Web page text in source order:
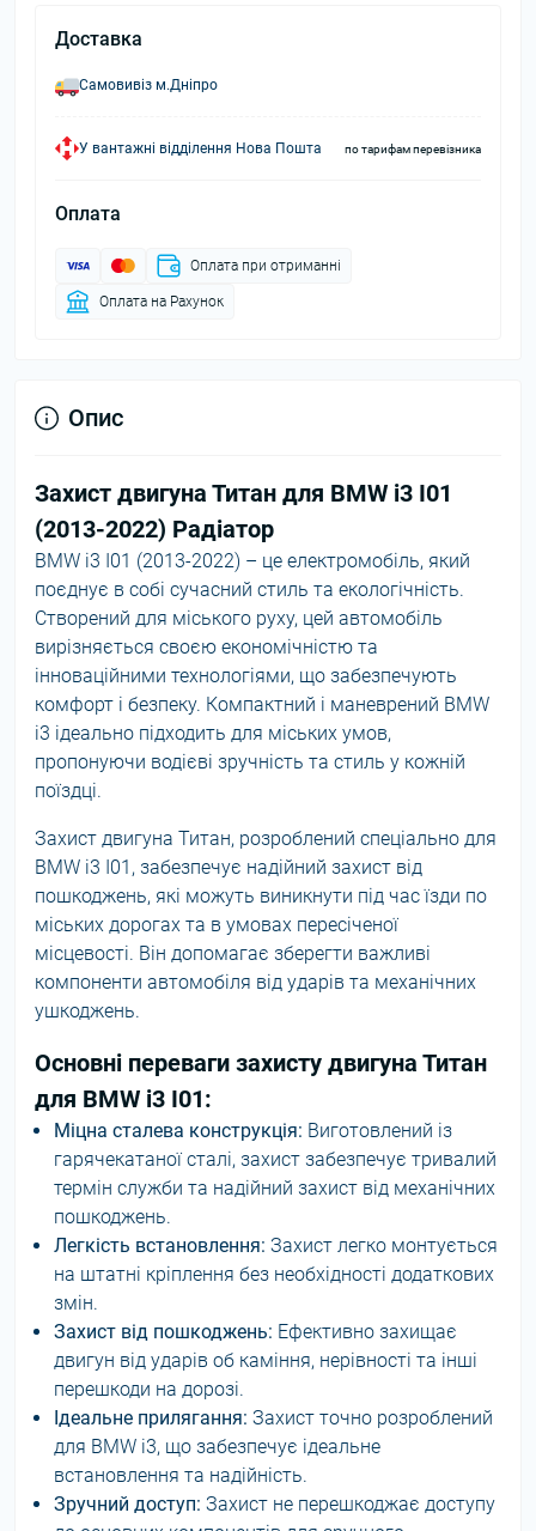
Доставка
Самовивіз м.Дніпро
У вантажні відділення Нова Пошта по тарифам перевізника
Оплата
Оплата при отриманні
Оплата на Рахунок
Опис
Захист двигуна Титан для BMW i3 I01
(2013-2022) Радіатор
BMW i3 I01 (2013-2022) – це електромобіль, який
поєднує в собі сучасний стиль та екологічність.
Створений для міського руху, цей автомобіль
вирізняється своєю економічністю та
інноваційними технологіями, що забезпечують
комфорт і безпеку. Компактний і маневрений BMW
i3 ідеально підходить для міських умов,
пропонуючи водієві зручність та стиль у кожній
поїздці.
Захист двигуна Титан, розроблений спеціально для
BMW i3 I01, забезпечує надійний захист від
пошкоджень, які можуть виникнути під час їзди по
міських дорогах та в умовах пересіченої
місцевості. Він допомагає зберегти важливі
компоненти автомобіля від ударів та механічних
ушкоджень.
Основні переваги захисту двигуна Титан
для BMW i3 I01:
Міцна сталева конструкція: Виготовлений із
гарячекатаної сталі, захист забезпечує тривалий
термін служби та надійний захист від механічних
пошкоджень.
Легкість встановлення: Захист легко монтується
на штатні кріплення без необхідності додаткових
змін.
Захист від пошкоджень: Ефективно захищає
двигун від ударів об каміння, нерівності та інші
перешкоди на дорозі.
Ідеальне прилягання: Захист точно розроблений
для BMW i3, що забезпечує ідеальне
встановлення та надійність.
Зручний доступ: Захист не перешкоджає доступу